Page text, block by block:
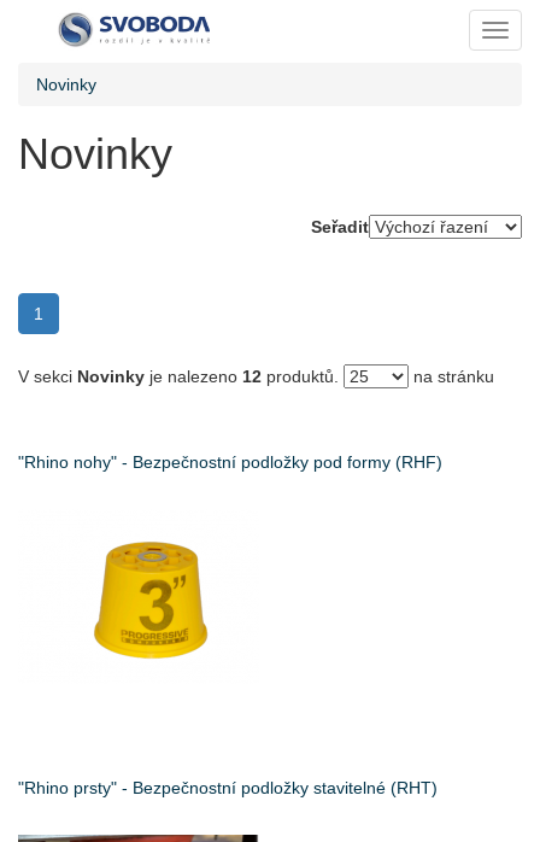
Novinky
Novinky
Seřadit
1
V sekci Novinky je nalezeno 12 produktů. na stránku
"Rhino nohy" - Bezpečnostní podložky pod formy (RHF)
"Rhino prsty" - Bezpečnostní podložky stavitelné (RHT)